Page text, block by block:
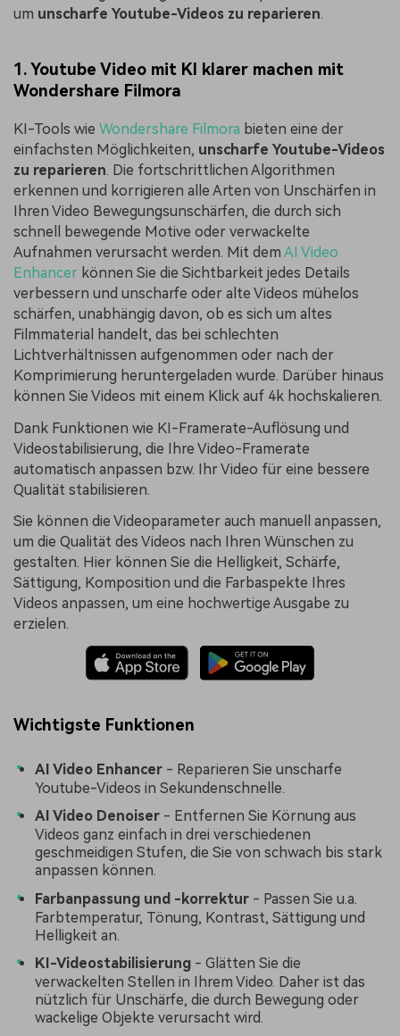
um unscharfe Youtube-Videos zu reparieren.
1. Youtube Video mit KI klarer machen mit
Wondershare Filmora
KI-Tools wie Wondershare Filmora bieten eine der
einfachsten Möglichkeiten, unscharfe Youtube-Videos
zu reparieren. Die fortschrittlichen Algorithmen
erkennen und korrigieren alle Arten von Unschärfen in
Ihren Video Bewegungsunschärfen, die durch sich
schnell bewegende Motive oder verwackelte
Aufnahmen verursacht werden. Mit dem AI Video
Enhancer können Sie die Sichtbarkeit jedes Details
verbessern und unscharfe oder alte Videos mühelos
schärfen, unabhängig davon, ob es sich um altes
Filmmaterial handelt, das bei schlechten
Lichtverhältnissen aufgenommen oder nach der
Komprimierung heruntergeladen wurde. Darüber hinaus
können Sie Videos mit einem Klick auf 4k hochskalieren.
Dank Funktionen wie KI-Framerate-Auflösung und
Videostabilisierung, die Ihre Video-Framerate
automatisch anpassen bzw. Ihr Video für eine bessere
Qualität stabilisieren.
Sie können die Videoparameter auch manuell anpassen,
um die Qualität des Videos nach Ihren Wünschen zu
gestalten. Hier können Sie die Helligkeit, Schärfe,
Sättigung, Komposition und die Farbaspekte Ihres
Videos anpassen, um eine hochwertige Ausgabe zu
erzielen.
Wichtigste Funktionen
AI Video Enhancer - Reparieren Sie unscharfe
Youtube-Videos in Sekundenschnelle.
AI Video Denoiser - Entfernen Sie Körnung aus
Videos ganz einfach in drei verschiedenen
geschmeidigen Stufen, die Sie von schwach bis stark
anpassen können.
Farbanpassung und -korrektur - Passen Sie u.a.
Farbtemperatur, Tönung, Kontrast, Sättigung und
Helligkeit an.
KI-Videostabilisierung - Glätten Sie die
verwackelten Stellen in Ihrem Video. Daher ist das
nützlich für Unschärfe, die durch Bewegung oder
wackelige Objekte verursacht wird.